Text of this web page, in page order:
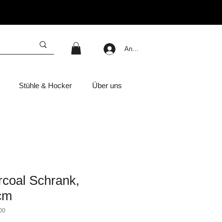
Stühle & Hocker Über uns
Anmelden
Schrank,